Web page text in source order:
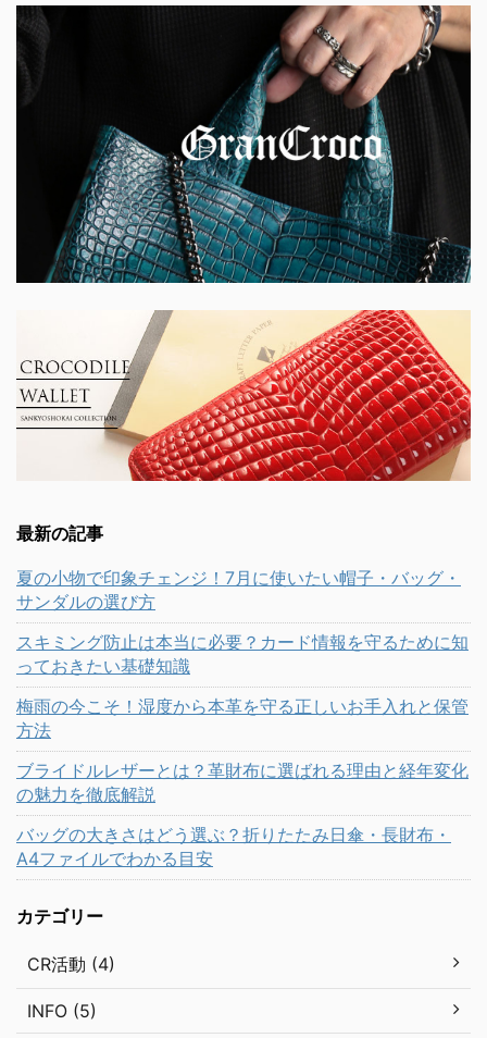
最新の記事
夏の小物で印象チェンジ！7月に使いたい帽子・バッグ・
サンダルの選び方
スキミング防止は本当に必要？カード情報を守るために知
っておきたい基礎知識
梅雨の今こそ！湿度から本革を守る正しいお手入れと保管
方法
ブライドルレザーとは？革財布に選ばれる理由と経年変化
の魅力を徹底解説
バッグの大きさはどう選ぶ？折りたたみ日傘・長財布・
A4ファイルでわかる目安
カテゴリー
CR活動 (4)
INFO (5)